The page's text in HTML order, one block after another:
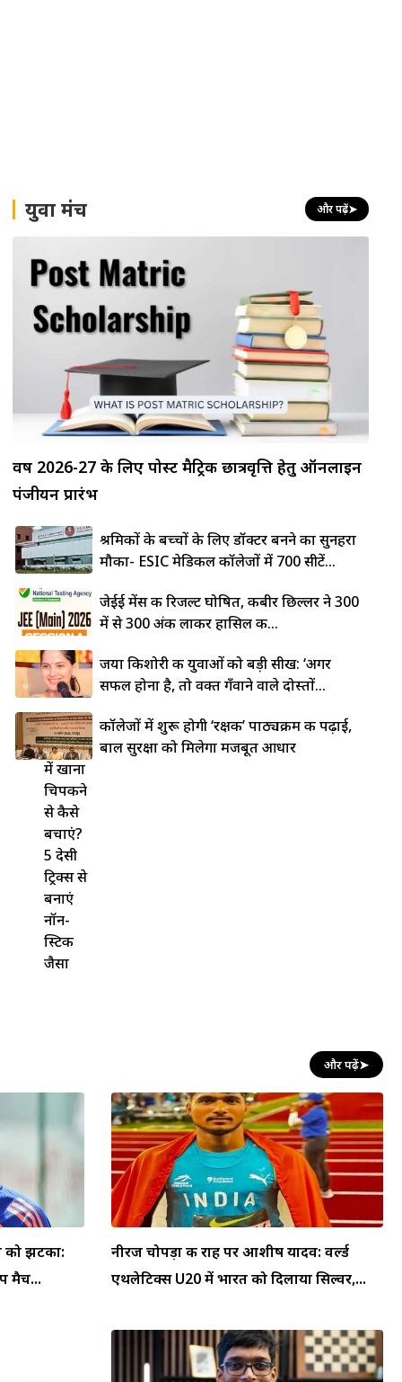
लोहे की
कड़ाही
में खाना
चिपकने
से कैसे
बचाएं?
5 देसी
ट्रिक्स से
बनाएं
नॉन-
स्टिक
जैसा
युवा मंच और पढ़ें➤
वर्ष 2026-27 के लिए पोस्ट मैट्रिक छात्रवृत्ति हेतु ऑनलाइन
पंजीयन प्रारंभ
श्रमिकों के बच्चों के लिए डॉक्टर बनने का सुनहरा
मौका- ESIC मेडिकल कॉलेजों में 700 सीटें...
जेईई मेंस की रिजल्ट घोषित, कबीर छिल्लर ने 300
में से 300 अंक लाकर हासिल की...
जया किशोरी की युवाओं को बड़ी सीख: ‘अगर
सफल होना है, तो वक्त गँवाने वाले दोस्तों...
कॉलेजों में शुरू होगी ‘रक्षक’ पाठ्यक्रम की पढ़ाई,
बाल सुरक्षा को मिलेगा मजबूत आधार
और पढ़ें➤
को झटका:
मैच...
नीरज चोपड़ा की राह पर आशीष यादव: वर्ल्ड
एथलेटिक्स U20 में भारत को दिलाया सिल्वर,...